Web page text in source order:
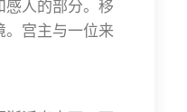
感人的部分。移
。宫主与一位来